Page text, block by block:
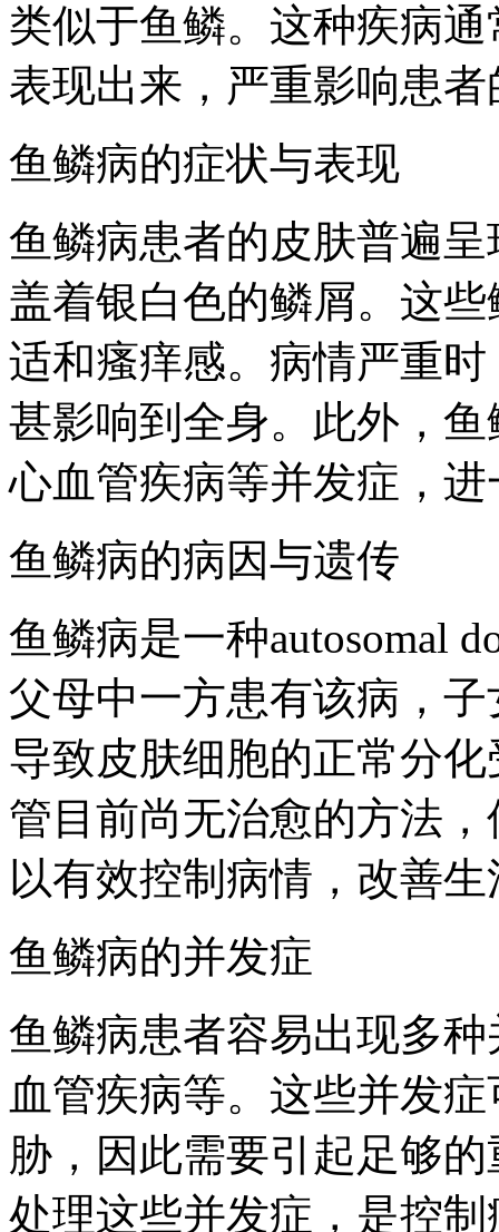
类似于鱼鳞。这种疾病
表现出来，严重影响患
鱼鳞病的症状与表现
鱼鳞病患者的皮肤普遍
盖着银白色的鳞屑。这
适和瘙痒感。病情严重
甚影响到全身。此外，
心血管疾病等并发症，
鱼鳞病的病因与遗传
鱼鳞病是一种autosomal
父母中一方患有该病，
导致皮肤细胞的正常分
管目前尚无治愈的方法
以有效控制病情，改善
鱼鳞病的并发症
鱼鳞病患者容易出现多
血管疾病等。这些并发
胁，因此需要引起足够
处理这些并发症，是控